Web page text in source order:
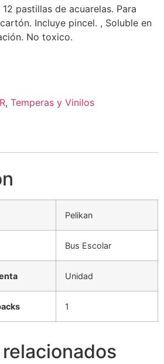
pastillas de acuarelas. Para
Incluye pincel. , Soluble en
No toxico.
, Temperas y Vinilos
Pelikan
Bus Escolar
Unidad
1